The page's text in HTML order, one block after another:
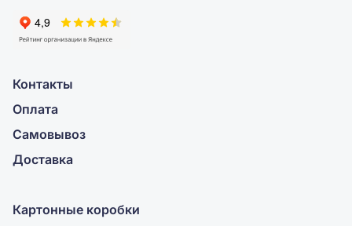
Контакты
Оплата
Самовывоз
Доставка
Картонные коробки